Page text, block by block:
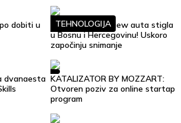
dobiti u
Google Street View auta stigla
u Bosnu i Hercegovinu! Uskoro
započinju snimanje
TEHNOLOGIJA
dvanaesta KATALIZATOR BY MOZZART:
Otvoren poziv za online startap
program